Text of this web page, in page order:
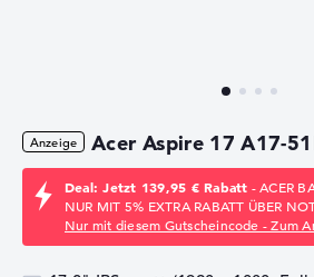
Acer Aspire 17 A17-
Deal: Jetzt 139,95 € Rabatt - ACER
NUR MIT 5% EXTRA RABATT ÜBER
Nur mit diesem Gutscheincode - Zum